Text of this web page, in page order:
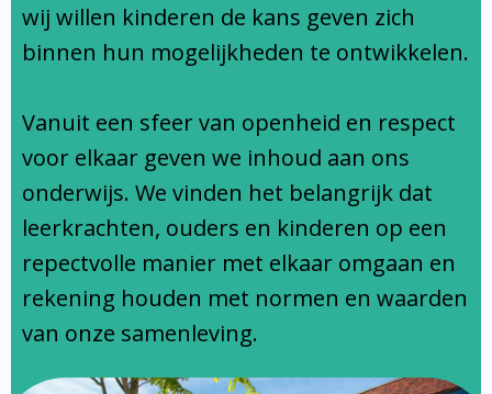
Ondersteuningsprofiel
wij willen kinderen de kans geven zich
binnen hun mogelijkheden te ontwikkelen.
Vanuit een sfeer van openheid en respect
voor elkaar geven we inhoud aan ons
onderwijs. We vinden het belangrijk dat
leerkrachten, ouders en kinderen op een
repectvolle manier met elkaar omgaan en
rekening houden met normen en waarden
van onze samenleving.